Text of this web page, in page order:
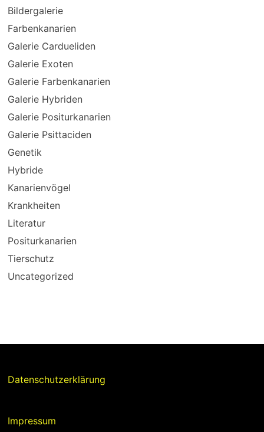
Bildergalerie
Farbenkanarien
Galerie Cardueliden
Galerie Exoten
Galerie Farbenkanarien
Galerie Hybriden
Galerie Positurkanarien
Galerie Psittaciden
Genetik
Hybride
Kanarienvögel
Krankheiten
Literatur
Positurkanarien
Tierschutz
Uncategorized
Datenschutzerklärung
Impressum